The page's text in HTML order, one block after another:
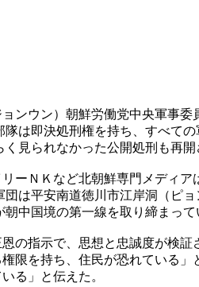
ンウン）朝鮮労働党中央軍事
隊は即決処刑権を持ち、すべて
く見られなかった公開処刑も再
ーＮＫなど北朝鮮専門メディ
団は平安南道徳川市江岸洞（ピ
中国境の第一線を取り締まって
の指示で、思想と忠誠度が検
限を持ち、住民が恐れている
る」と伝えた。